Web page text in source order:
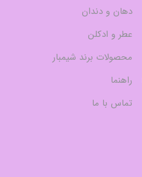
دهان و دندان
عطر و ادکلن
محصولات برند شیمبار
راهنما
تماس با ما